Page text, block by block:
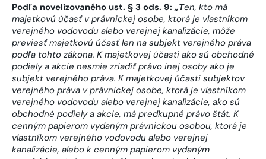
Podľa novelizovaného ust. § 3 ods. 9: „Ten, kto má
majetkovú účasť v právnickej osobe, ktorá je vlastníkom
verejného vodovodu alebo verejnej kanalizácie, môže
previesť majetkovú účasť len na subjekt verejného práva
podľa tohto zákona. K majetkovej účasti ako sú obchodné
podiely a akcie nesmie zriadiť právo inej osoby ako je
subjekt verejného práva. K majetkovej účasti subjektov
verejného práva v právnickej osobe, ktorá je vlastníkom
verejného vodovodu alebo verejnej kanalizácie, ako sú
obchodné podiely a akcie, má predkupné právo štát. K
cenným papierom vydaným právnickou osobou, ktorá je
vlastníkom verejného vodovodu alebo verejnej
kanalizácie, alebo k cenným papierom vydaným